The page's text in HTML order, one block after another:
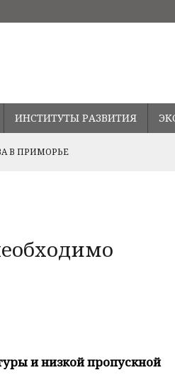
ИНСТИТУТЫ РАЗВИТИЯ
В ПРИМОРЬЕ
и низкой пропускной